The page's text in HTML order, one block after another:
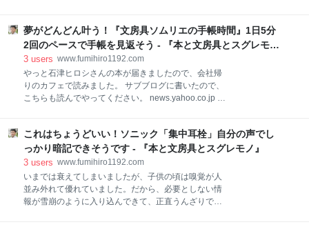
た とても久しぶりに姪っ子に会いました。すでに、大
学4年生ということで、就職も決まっているようで
す。最後のタイミングということで、お年玉を渡しま
した。と
算尺を使った事ないです 計算尺って、なに？ 計算して
みましょう！ あわせて読んで欲しい僕の文房具ブログ
そもそも計算尺を使った事ないです 僕は「計算尺（け
いさんじゃく）」を使ったことがありません。読者の
皆さんも、ほとんどの方が知りませんよね。会社に入
った時に、僕の上司が使っていて、昔の人は電卓も使
ら、この道具にゆっくりと触れ合っている暇さえあり
ませんでしたよね。今でも時々電卓は使います。スマ
ホにも電卓機能がついてます。もう電卓なしでは簡単
な計算すら出来ない
夢がどんどん叶う！『文房具ソムリエの手帳時間』1日5分
2回のペースで手帳を見返そう - 『本と文房具とスグレモ
ノ』
3 users www.fumihiro1192.com
やっと石津ヒロシさんの本が届きましたので、会社帰
りのカフェで読みました。 サブブログに書いたので、
こちらも読んでやってください。 news.yahoo.co.jp 僕
フレンドリーな方ですぐに仲良くなれました。時々し
かお会いできませんが、またゆっくりお茶でもしたい
ですね。 僕はついこの間、文房具なんて死滅しますと
いうプレゼンをやってきたばかりです。 でも、心の中
に僕が生きている間は安泰だなぁと思っている自分も
いたりします。僕の世界から文房具がなくなったら困
これはちょうどいい！ソニック「集中耳栓」自分の声でし
っかり暗記できそうです - 『本と文房具とスグレモノ』
3 users www.fumihiro1192.com
いまでは衰えてしまいましたが、子供の頃は嗅覚が人
並み外れて優れていました。だから、必要としない情
報が雪崩のように入り込んできて、正直うんざりでし